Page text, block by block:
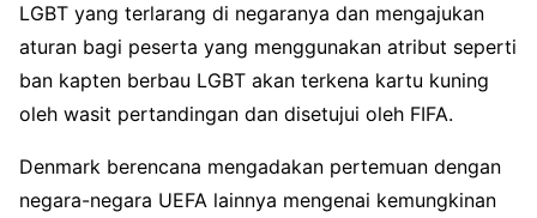
LGBT yang terlarang di negaranya dan mengajukan
aturan bagi peserta yang menggunakan atribut seperti
ban kapten berbau LGBT akan terkena kartu kuning
oleh wasit pertandingan dan disetujui oleh FIFA.
Denmark berencana mengadakan pertemuan dengan
negara-negara UEFA lainnya mengenai kemungkinan